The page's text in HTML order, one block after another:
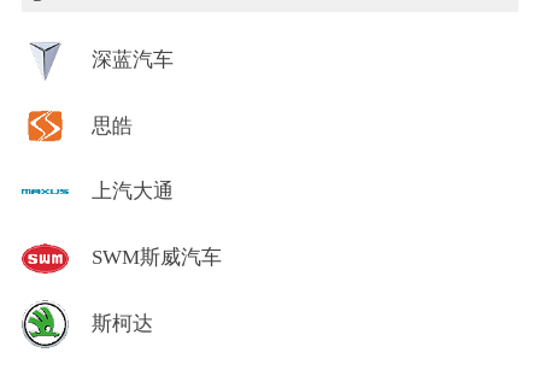
深蓝汽车
思皓
上汽大通
SWM斯威汽车
斯柯达